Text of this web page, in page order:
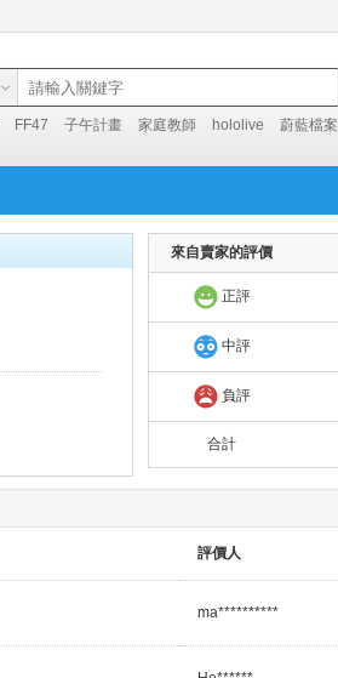
FF47 子午計畫 家庭教師 hololive 蔚藍檔案
來自賣家的評價
正評
中評
負評
合計
評價人
ma**********